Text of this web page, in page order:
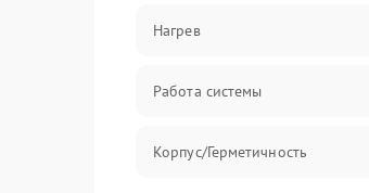
Нагрев
Работа системы
Корпус/Герметичность